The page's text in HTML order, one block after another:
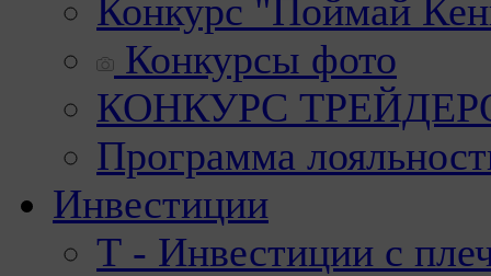
Конкурс "Поймай
Конкурсы фото
КОНКУРС
Программа
Инвестиции
Т - Инвестиции с